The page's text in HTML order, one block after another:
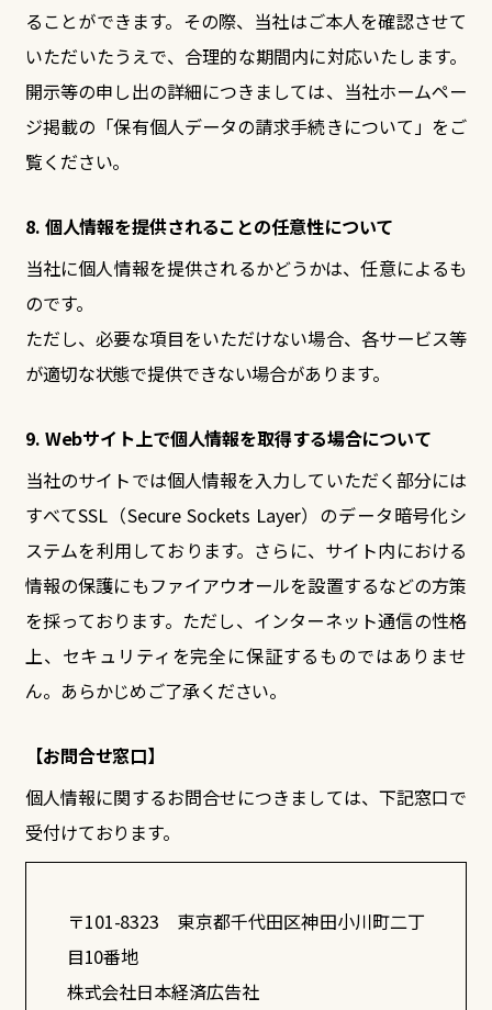
ることができます。その際、当社はご本人を確認させて
いただいたうえで、合理的な期間内に対応いたします。
開示等の申し出の詳細につきましては、当社ホームペー
ジ掲載の「保有個人データの請求手続きについて」をご
覧ください。
8. 個人情報を提供されることの任意性について
当社に個人情報を提供されるかどうかは、任意によるも
のです。
ただし、必要な項目をいただけない場合、各サービス等
が適切な状態で提供できない場合があります。
9. Webサイト上で個人情報を取得する場合について
当社のサイトでは個人情報を入力していただく部分には
すべてSSL（Secure Sockets Layer）のデータ暗号化シ
ステムを利用しております。さらに、サイト内における
情報の保護にもファイアウオールを設置するなどの方策
を採っております。ただし、インターネット通信の性格
上、セキュリティを完全に保証するものではありませ
ん。あらかじめご了承ください。
【お問合せ窓口】
個人情報に関するお問合せにつきましては、下記窓口で
受付けております。
〒101-8323 東京都千代田区神田小川町二丁
目10番地
株式会社日本経済広告社